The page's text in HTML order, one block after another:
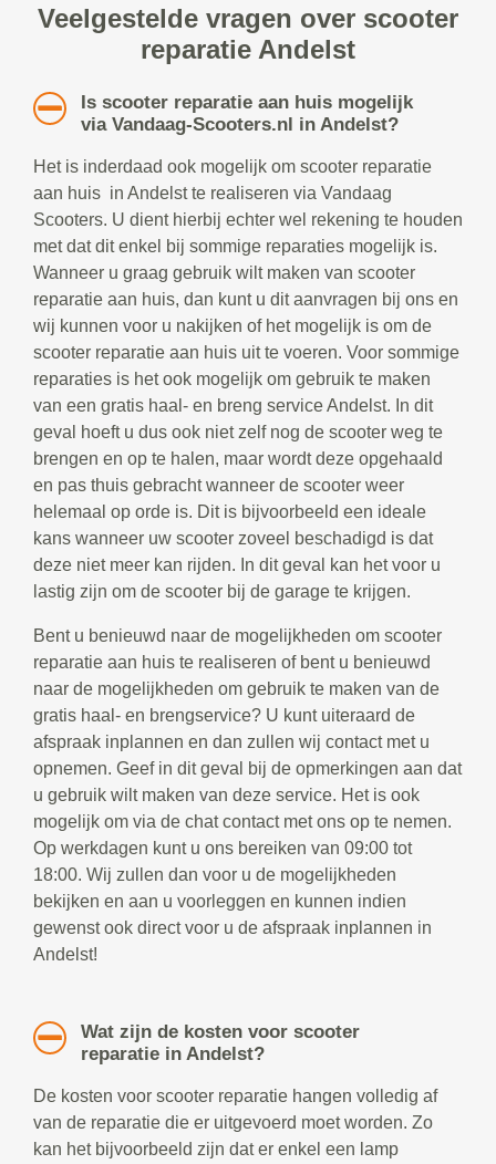
Veelgestelde vragen over scooter
reparatie Andelst
Is scooter reparatie aan huis mogelijk
via Vandaag-Scooters.nl in Andelst?
Het is inderdaad ook mogelijk om scooter reparatie
aan huis in Andelst te realiseren via Vandaag
Scooters. U dient hierbij echter wel rekening te houden
met dat dit enkel bij sommige reparaties mogelijk is.
Wanneer u graag gebruik wilt maken van scooter
reparatie aan huis, dan kunt u dit aanvragen bij ons en
wij kunnen voor u nakijken of het mogelijk is om de
scooter reparatie aan huis uit te voeren. Voor sommige
reparaties is het ook mogelijk om gebruik te maken
van een gratis haal- en breng service Andelst. In dit
geval hoeft u dus ook niet zelf nog de scooter weg te
brengen en op te halen, maar wordt deze opgehaald
en pas thuis gebracht wanneer de scooter weer
helemaal op orde is. Dit is bijvoorbeeld een ideale
kans wanneer uw scooter zoveel beschadigd is dat
deze niet meer kan rijden. In dit geval kan het voor u
lastig zijn om de scooter bij de garage te krijgen.
Bent u benieuwd naar de mogelijkheden om scooter
reparatie aan huis te realiseren of bent u benieuwd
naar de mogelijkheden om gebruik te maken van de
gratis haal- en brengservice? U kunt uiteraard de
afspraak inplannen en dan zullen wij contact met u
opnemen. Geef in dit geval bij de opmerkingen aan dat
u gebruik wilt maken van deze service. Het is ook
mogelijk om via de chat contact met ons op te nemen.
Op werkdagen kunt u ons bereiken van 09:00 tot
18:00. Wij zullen dan voor u de mogelijkheden
bekijken en aan u voorleggen en kunnen indien
gewenst ook direct voor u de afspraak inplannen in
Andelst!
Wat zijn de kosten voor scooter
reparatie in Andelst?
De kosten voor scooter reparatie hangen volledig af
van de reparatie die er uitgevoerd moet worden. Zo
kan het bijvoorbeeld zijn dat er enkel een lamp